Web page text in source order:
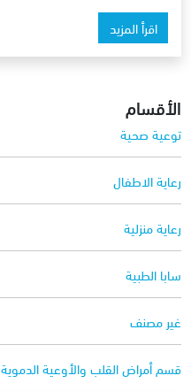
الأقسام
توعية صحية
رعاية الاطفال
رعاية منزلية
سابا الطبية
غير مصنف
قسم أمراض القلب والأوعية الدموية
اقرأ المزيد